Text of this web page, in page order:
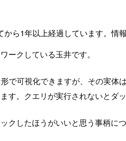
から1年以上経過しています。情
ークしている玉井です。
で可視化できますが、その実体
す。クエリが実行されないとダ
クしたほうがいいと思う事柄に